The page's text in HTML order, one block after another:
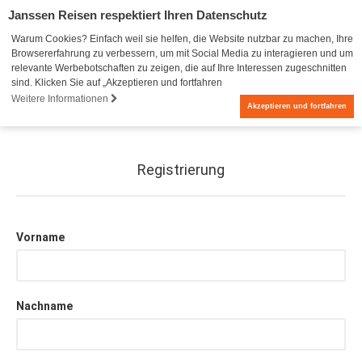
Janssen Reisen respektiert Ihren Datenschutz
Warum Cookies? Einfach weil sie helfen, die Website nutzbar zu machen, Ihre
Browsererfahrung zu verbessern, um mit Social Media zu interagieren und um
relevante Werbebotschaften zu zeigen, die auf Ihre Interessen zugeschnitten
sind. Klicken Sie auf „Akzeptieren und fortfahren
Weitere Informationen
Akzeptieren und fortfahren
Registrierung
Vorname
Nachname